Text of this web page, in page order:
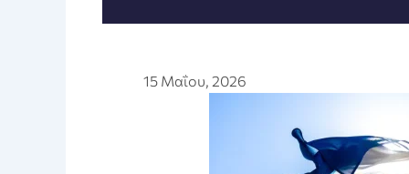
15 Μαΐου, 2026